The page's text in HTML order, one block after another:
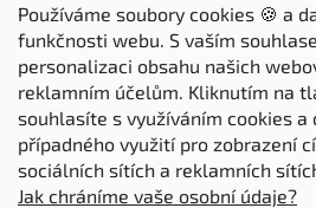
Používáme soubory cookies 🍪 a
funkčnosti webu. S vaším
personalizaci obsahu našich
reklamním účelům. Kliknutím na
souhlasíte s využíváním cookies a
případného využití pro zobrazení
sociálních sítích a reklamních
Jak chráníme vaše osobní údaje?
Odebírat newsletter
Vložte svůj e-mail a my vám budeme
produktech na našem e-shopu.
E-mail
PŘIHLÁSIT SE